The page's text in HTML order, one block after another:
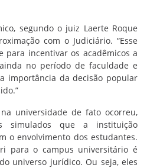
segundo o juiz Laerte Roque
com o Judiciário. “Esse
incentivar os acadêmicos a
no período de faculdade e
importância da decisão popular
universidade de fato ocorreu,
simulados que a instituição
o envolvimento dos estudantes.
para o campus universitário é
universo jurídico. Ou seja, eles